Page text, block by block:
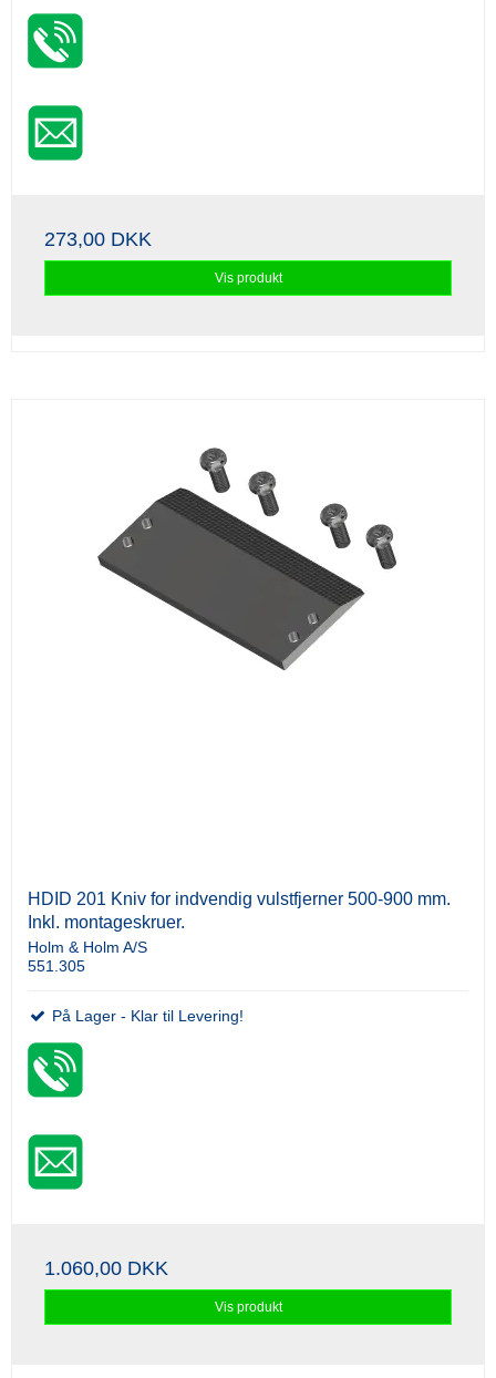
273,00 DKK
Vis produkt
HDID 201 Kniv for indvendig vulstfjerner 500-900 mm.
Inkl. montageskruer.
Holm & Holm A/S
551.305
På Lager - Klar til Levering!
1.060,00 DKK
Vis produkt